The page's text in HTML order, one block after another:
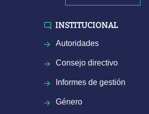
INSTITUCIONAL
Autoridades
Consejo directivo
Informes de gestión
Género